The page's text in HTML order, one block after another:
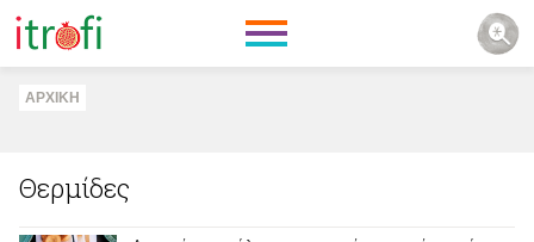
ΑΡΧΙΚΗ
Θερμίδες